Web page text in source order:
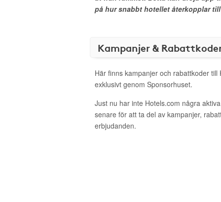
på hur snabbt hotellet återkopplar
Kampanjer &
Här finns kampanjer och rabattkoder
exklusivt genom Sponsorhuset.
Just nu har inte Hotels.com några
senare för att ta del av kampanjer,
erbjudanden.